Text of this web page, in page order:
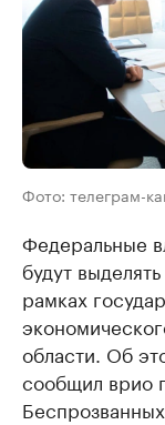
Фото: телеграм-
Федеральные
будут
рамках
области. Об
сообщил врио